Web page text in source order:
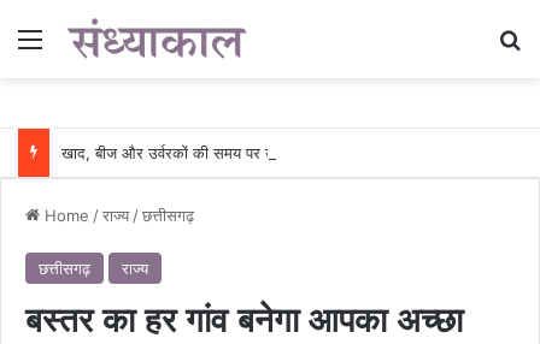
Menu
Home /राज्य /छत्तीसगढ़
छत्तीसगढ़ राज्य
बस्तर का हर गांव बनेगा आपका अच्छा